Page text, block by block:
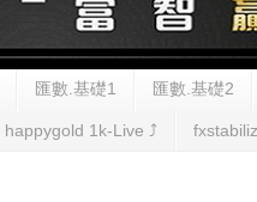
匯數.基礎1 匯數.基礎2
happygold 1k-Live ⤴︎